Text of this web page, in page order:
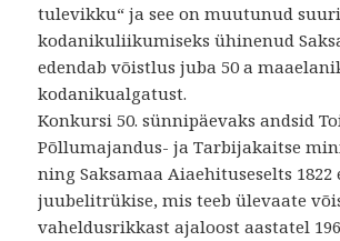
tulevikku“ ja see on muutunud
kodanikuliikumiseks ühinenud
edendab võistlus juba 50 a
kodanikualgatust.
Konkursi 50. sünnipäevaks andsid
Põllumajandus- ja Tarbijakaitse
ning Saksamaa Aiaehituseselts 1822
juubelitrükise, mis teeb ülevaate
vaheldusrikkast ajaloost aastatel